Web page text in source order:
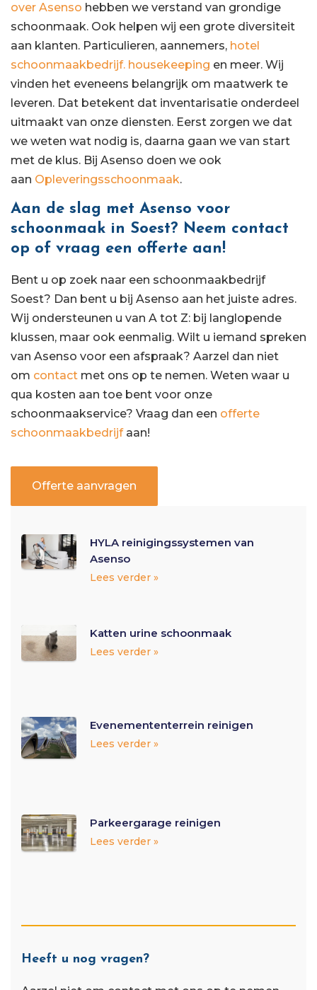
over Asenso hebben we verstand van grondige
schoonmaak. Ook helpen wij een grote diversiteit
aan klanten. Particulieren, aannemers, hotel
schoonmaakbedrijf. housekeeping en meer. Wij
vinden het eveneens belangrijk om maatwerk te
leveren. Dat betekent dat inventarisatie onderdeel
uitmaakt van onze diensten. Eerst zorgen we dat
we weten wat nodig is, daarna gaan we van start
met de klus. Bij Asenso doen we ook
aan Opleveringsschoonmaak.
Aan de slag met Asenso voor
schoonmaak in Soest? Neem contact
op of vraag een offerte aan!
Bent u op zoek naar een schoonmaakbedrijf
Soest? Dan bent u bij Asenso aan het juiste adres.
Wij ondersteunen u van A tot Z: bij langlopende
klussen, maar ook eenmalig. Wilt u iemand spreken
van Asenso voor een afspraak? Aarzel dan niet
om contact met ons op te nemen. Weten waar u
qua kosten aan toe bent voor onze
schoonmaakservice? Vraag dan een offerte
schoonmaakbedrijfaan!
Offerte aanvragen
HYLA reinigingssystemen van
Asenso
Lees verder »
Katten urine schoonmaak
Lees verder »
Evenemententerrein reinigen
Lees verder »
Parkeergarage reinigen
Lees verder »
Heeft u nog vragen?